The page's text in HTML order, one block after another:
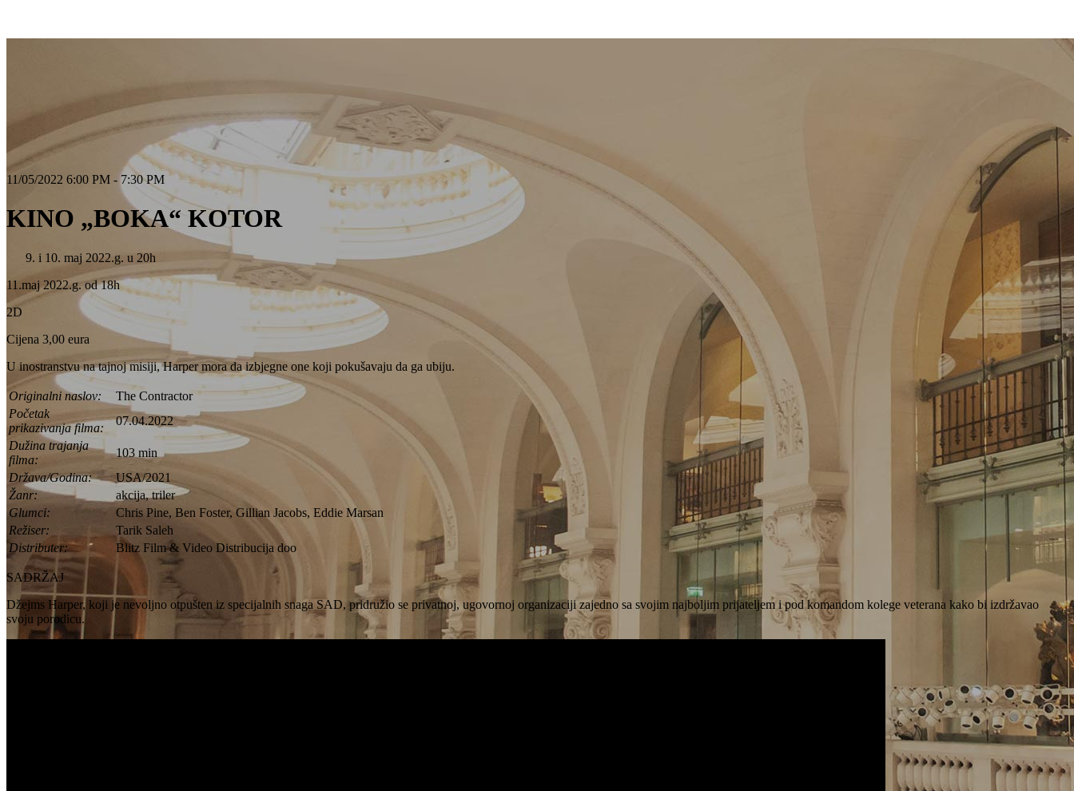
11/05/2022 6:00 PM - 7:30 PM
KINO „BOKA“ KOTOR
i 10. maj 2022.g. u 20h
11.maj 2022.g. od 18h
2D
Cijena 3,00 eura
U inostranstvu na tajnoj misiji, Harper mora da izbjegne one koji pokušavaju da ga ubiju.
Originalni naslov:
The Contractor
Početak
prikazivanja filma:
07.04.2022
Dužina trajanja
filma:
103 min
Država/Godina:
USA/2021
Žanr:
akcija, triler
Glumci:
Chris Pine, Ben Foster, Gillian Jacobs, Eddie Marsan
Režiser:
Tarik Saleh
Distributer:
Blitz Film & Video Distribucija doo
SADRŽAJ
Džejms Harper, koji je nevoljno otpušten iz specijalnih snaga SAD, pridružio se privatnoj, ugovornoj organizaciji zajedno sa svojim najboljim prijateljem i pod komandom kolege veterana kako bi izdržavao
svoju porodicu.